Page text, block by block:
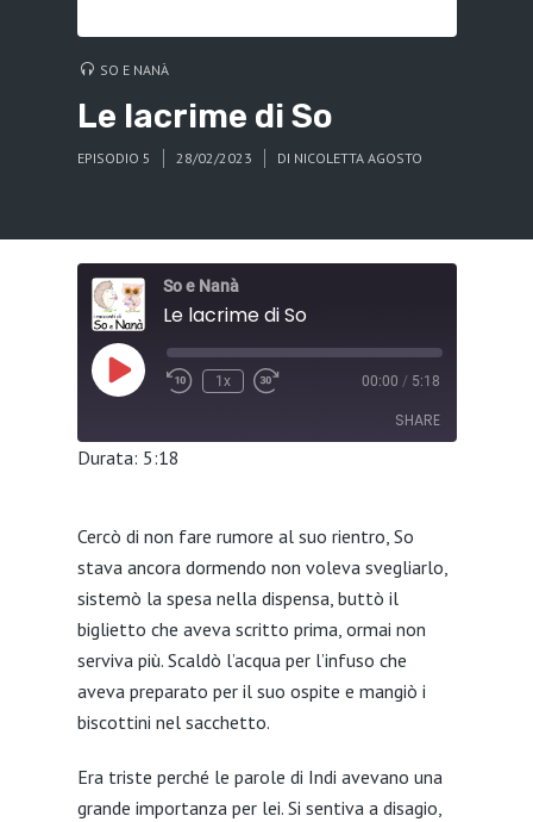
SO E NANÀ
Le lacrime di So
EPISODIO 5 28/02/2023 DI NICOLETTA AGOSTO
So e Nanà
Le lacrime di So
Play
Episode
1x 00:00 / 5:18
SHARE
LINK
EMBED
Durata: 5:18
Cercò di non fare rumore al suo rientro, So
stava ancora dormendo non voleva svegliarlo,
sistemò la spesa nella dispensa, buttò il
biglietto che aveva scritto prima, ormai non
serviva più. Scaldò l’acqua per l’infuso che
aveva preparato per il suo ospite e mangiò i
biscottini nel sacchetto.
Era triste perché le parole di Indi avevano una
grande importanza per lei. Si sentiva a disagio,